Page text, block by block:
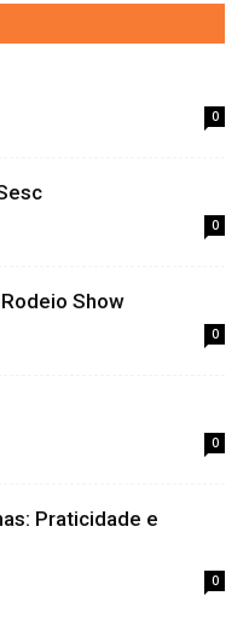
0
0
Show
0
0
Praticidade e
0